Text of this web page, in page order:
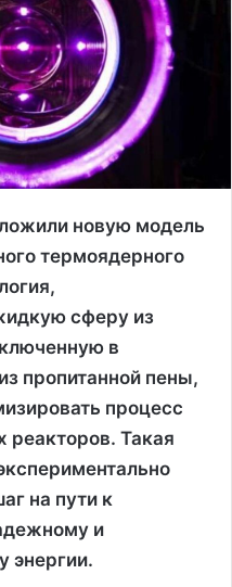
новую модель
термоядерного
сферу из
в
пропитанной пены,
процесс
Такая
на пути к
и
энергии.